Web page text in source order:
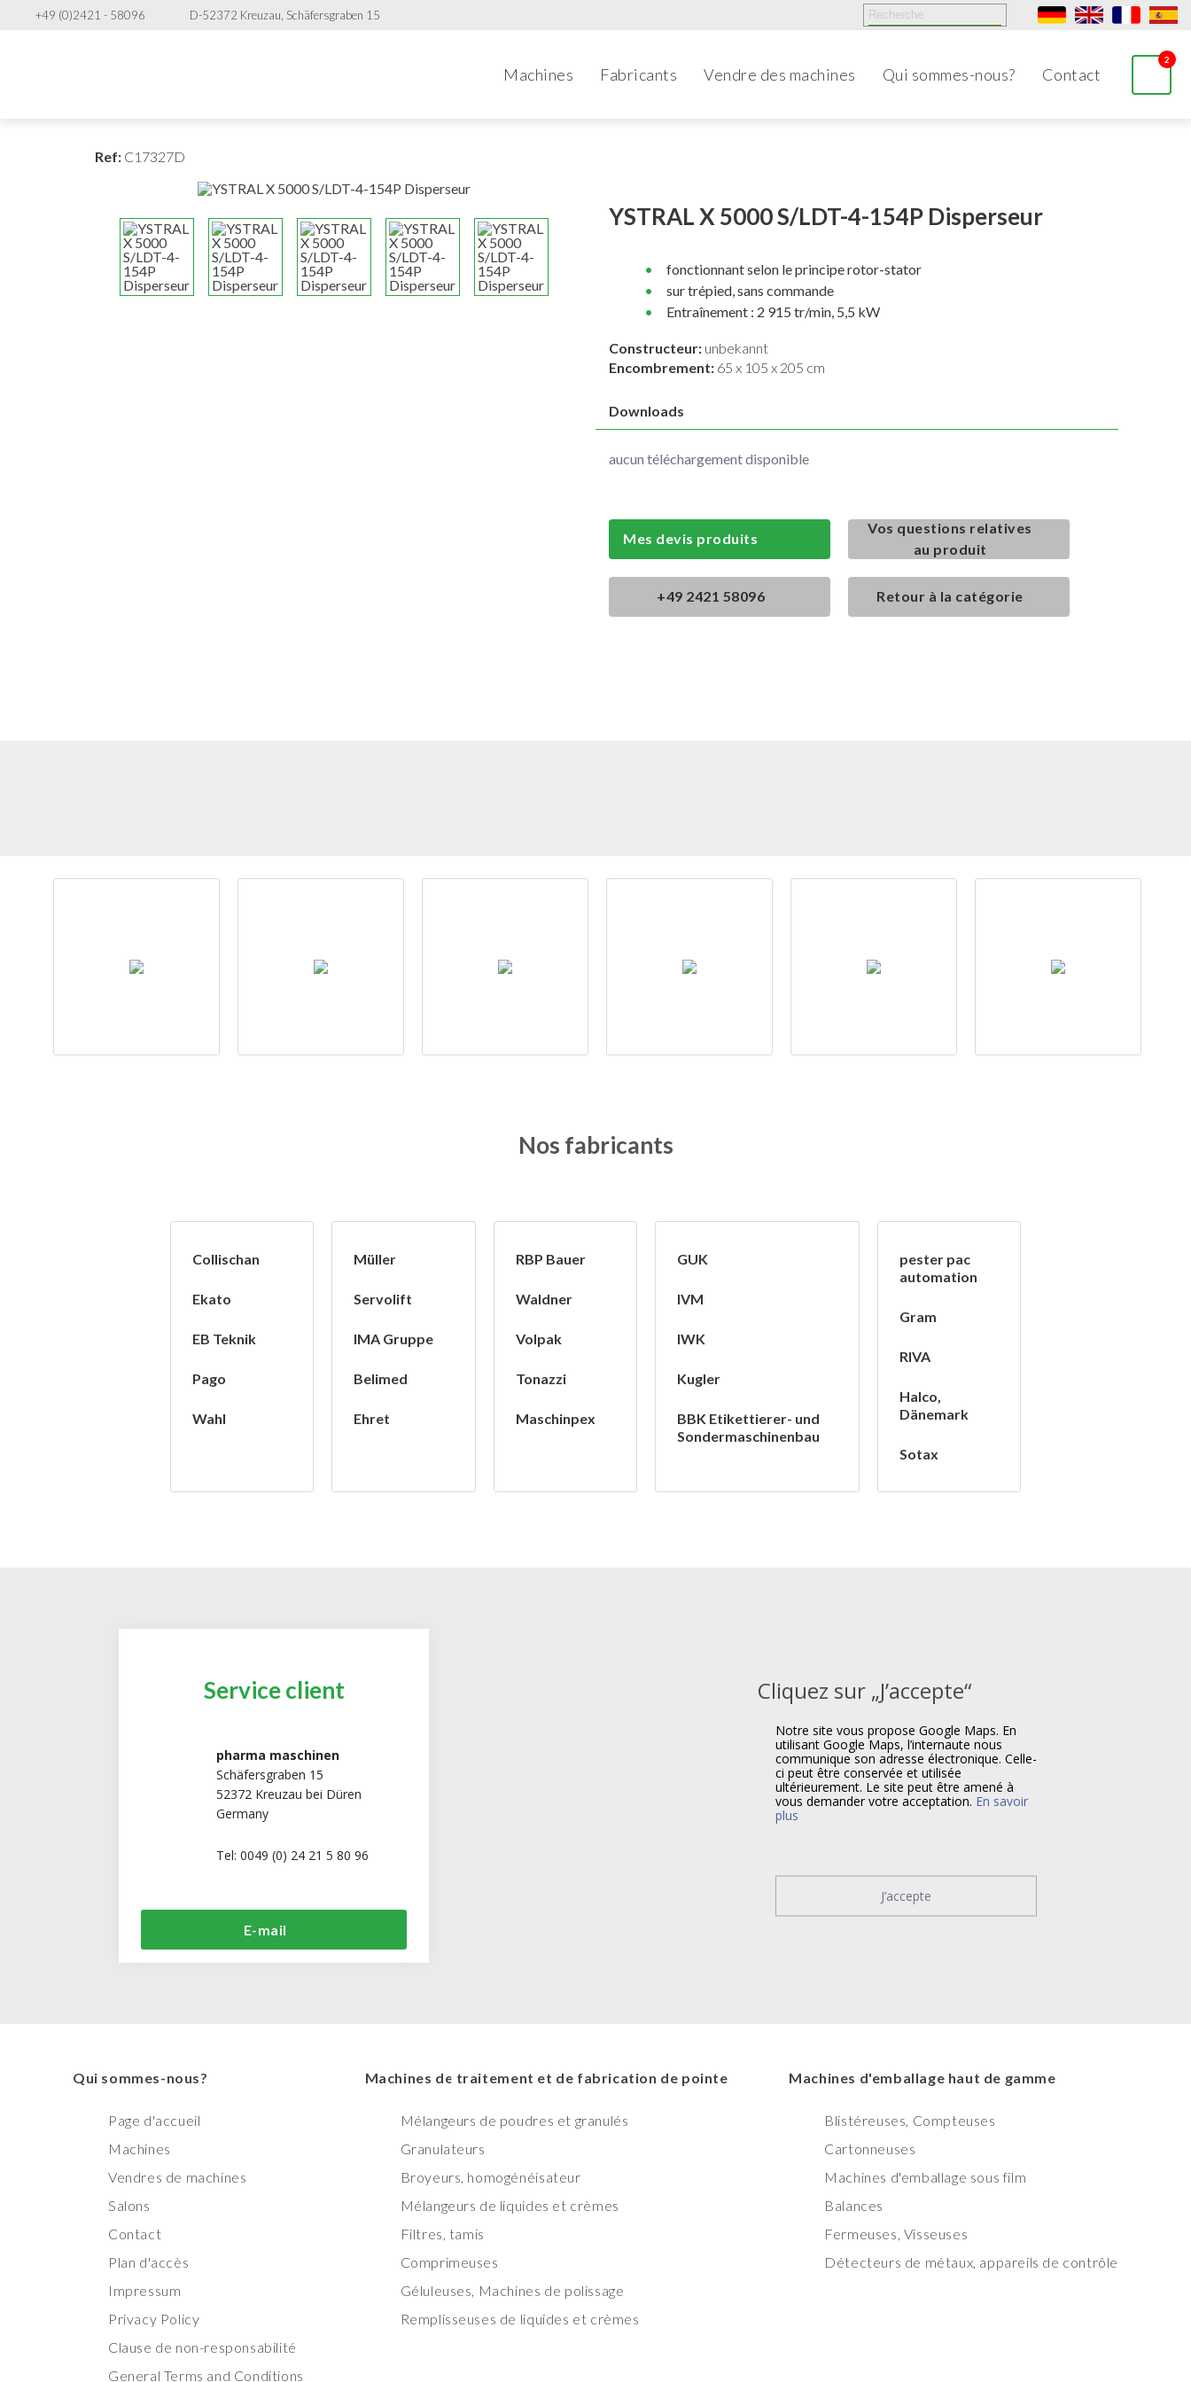
+49 (0)2421 - 58096 D-52372 Kreuzau, Schäfersgraben 15
Machines Fabricants Vendre des machines Qui sommes-nous? Contact
2
Ref: C17327D
YSTRAL X 5000 S/LDT-4-154P Disperseur
fonctionnant selon le principe rotor-stator
sur trépied, sans commande
Entraînement : 2 915 tr/min, 5,5 kW
Constructeur: unbekannt
Encombrement: 65 x 105 x 205 cm
Downloads
aucun téléchargement disponible
Mes devis produits
Vos questions relatives
au produit
+49 2421 58096 Retour à la catégorie
Nos fabricants
Collischan
Ekato
EB Teknik
Pago
Wahl
Müller
Servolift
IMA Gruppe
Belimed
Ehret
RBP Bauer
Waldner
Volpak
Tonazzi
Maschinpex
GUK
IVM
IWK
Kugler
BBK Etikettierer- und
Sondermaschinenbau
pester pac
automation
Gram
RIVA
Halco,
Dänemark
Sotax
Service client
pharma maschinen
Schäfersgraben 15
52372 Kreuzau bei Düren
Germany
Tel: 0049 (0) 24 21 5 80 96
E-mail
Cliquez sur „J’accepte“
Notre site vous propose Google Maps. En
utilisant Google Maps, l’internaute nous
communique son adresse électronique. Celle-
ci peut être conservée et utilisée
ultérieurement. Le site peut être amené à
vous demander votre acceptation. En savoir
plus
J’accepte
Qui sommes-nous?
Page d'accueil
Machines
Vendres de machines
Salons
Contact
Plan d'accès
Impressum
Privacy Policy
Clause de non-responsabilité
General Terms and Conditions
Machines de traitement et de fabrication de pointe
Mélangeurs de poudres et granulés
Granulateurs
Broyeurs, homogénéisateur
Mélangeurs de liquides et crèmes
Filtres, tamis
Comprimeuses
Géluleuses, Machines de polissage
Remplisseuses de liquides et crèmes
Machines d'emballage haut de gamme
Blistéreuses, Compteuses
Cartonneuses
Machines d'emballage sous film
Balances
Fermeuses, Visseuses
Détecteurs de métaux, appareils de contrôle